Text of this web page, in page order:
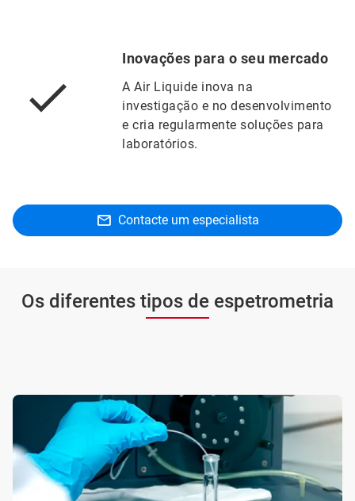
Inovações para o seu mercado
A Air Liquide inova na
investigação e no desenvolvimento
e cria regularmente soluções para
laboratórios.
Contacte um especialista
Os diferentes tipos de espetrometria